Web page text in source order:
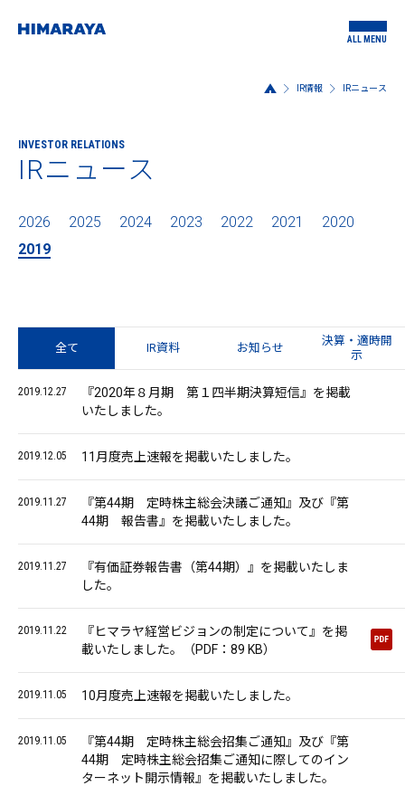
ALL MENU
IR情報 IRニュース
INVESTOR RELATIONS
IRニュース
2026 2025 2024 2023 2022 2021
2020
2019
全て IR資料 お知らせ
決算・適時開
示
2019.12.27
『2020年８月期 第１四半期決算短信』を掲載
いたしました。
2019.12.05 11月度売上速報を掲載いたしました。
2019.11.27
『第44期 定時株主総会決議ご通知』及び『第
44期 報告書』を掲載いたしました。
2019.11.27
『有価証券報告書（第44期）』を掲載いたしま
した。
2019.11.22
『ヒマラヤ経営ビジョンの制定について』を掲
載いたしました。（PDF：89 KB）
2019.11.05 10月度売上速報を掲載いたしました。
2019.11.05
『第44期 定時株主総会招集ご通知』及び『第
44期 定時株主総会招集ご通知に際してのイン
ターネット開示情報』を掲載いたしました。